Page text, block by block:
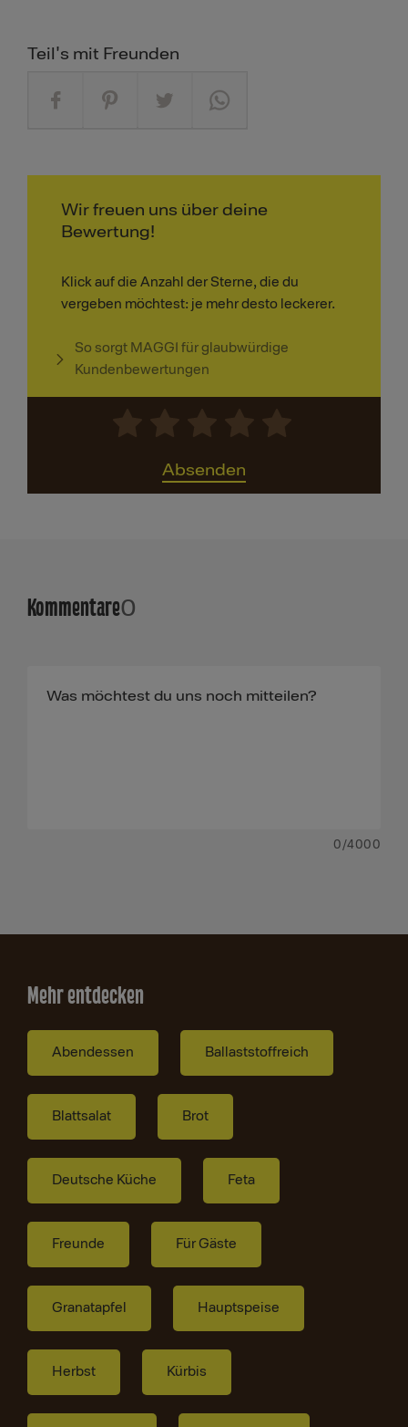
Teil's mit Freunden
Wir freuen uns über deine
Bewertung!
Klick auf die Anzahl der Sterne, die du
vergeben möchtest: je mehr desto leckerer.
So sorgt MAGGI für glaubwürdige
Kundenbewertungen
Absenden
Kommentare0
0 /4000
Mehr entdecken
Abendessen Ballaststoffreich
Blattsalat Brot
Deutsche Küche Feta
Freunde Für Gäste
Granatapfel Hauptspeise
Herbst Kürbis